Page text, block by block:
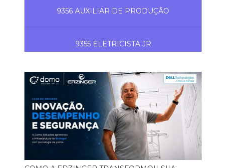
9356 AUXILIAR DE PRODUÇÃO
9355 ELETRICISTA JR